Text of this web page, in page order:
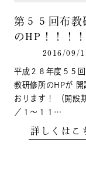
第５５回布教
のHP！！！！
2016/09/
平成２８年度５５
教研修所のHPが 開
おります！ （開設
／１～１１…
詳しくはこ